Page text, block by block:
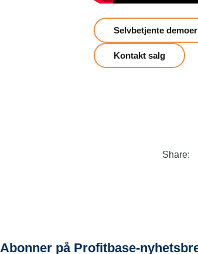
Selvbetjente demoer
Kontakt salg
Share:
Abonner på Profitbase-